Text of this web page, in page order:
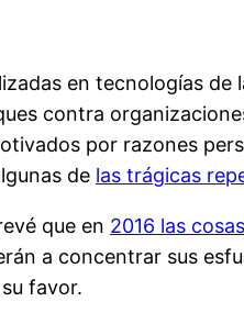
en tecnologías
contra
por razones
de las trágicas
que en 2016 las
a concentrar sus
favor.